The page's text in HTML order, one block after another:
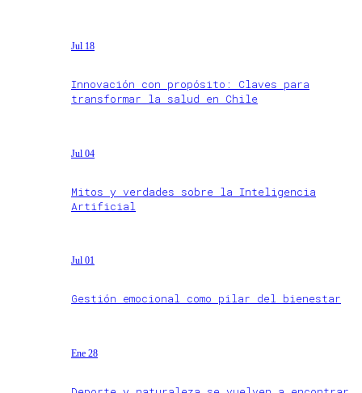
Jul 18
Innovación con propósito: Claves para
transformar la salud en Chile
Jul 04
Mitos y verdades sobre la Inteligencia
Artificial
Jul 01
Gestión emocional como pilar del bienestar
Ene 28